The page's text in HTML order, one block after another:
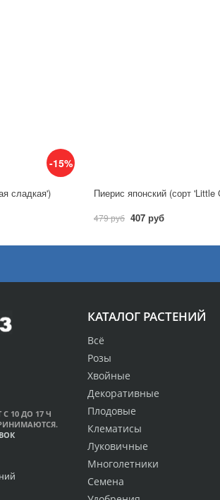
-15%
сладкая') Пиерис японский (сорт 'Little
479 руб 407 руб
КАТАЛОГ РАСТЕНИЙ
Всё
Розы
Хвойные
Декоративные
Плодовые
Клематисы
Луковичные
Многолетники
Семена
10 ДО 17 Ч